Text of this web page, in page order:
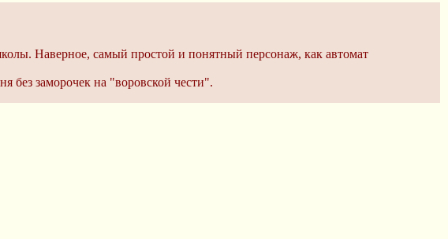
Наверное, самый простой и понятный персонаж, как автомат
без заморочек на "воровской чести".